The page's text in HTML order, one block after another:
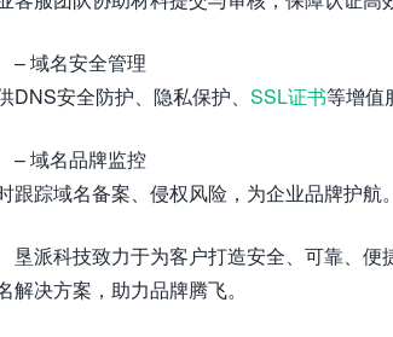
– 域名安全管理
DNS安全防护、隐私保护、 SSL证书等增值
– 域名品牌监控
跟踪域名备案、侵权风险，为企业品牌护航。
垦派科技致力于为客户打造安全、可靠、
解决方案，助力品牌腾飞。